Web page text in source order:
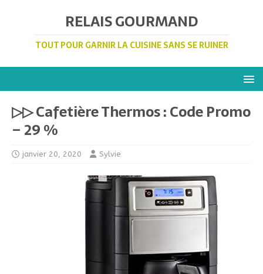
RELAIS GOURMAND
TOUT POUR GARNIR LA CUISINE SANS SE RUINER
▷▷ Cafetière Thermos : Code Promo
– 29 %
janvier 20, 2020 Sylvie